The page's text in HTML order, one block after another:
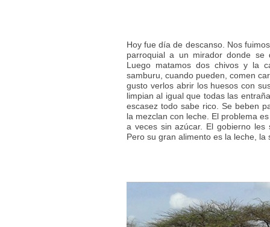
Hoy fue día de descanso. Nos
parroquial a un mirador donde
Luego matamos dos chivos y la
samburu, cuando pueden, comen
gusto verlos abrir los huesos con
limpian al igual que todas las
escasez todo sabe rico. Se beben
la mezclan con leche. El problema
a veces sin azúcar. El gobierno
Pero su gran alimento es la leche, la